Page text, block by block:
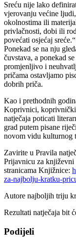
Sreću nije lako
vjerovanju većine
okolnostima ili
privlačnosti, dobi ili
povećati osjećaj
Ponekad se na nju
čuvstava, a ponekad
promjenljivo i
pričama ostavljamo
dobrih priča.
Kao i prethodnih
Koprivnici,
natječaja poticati
grad putem pisane
novom vidu kulturnog
Zavirite u Pravila
Prijavnicu za književni
stranicama Knjižnice:
za-najbolju-kratku-
Autore najboljih triju
Rezultati natječaja bit
Podijeli